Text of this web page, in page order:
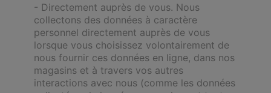
- Directement auprès de vous. Nous
collectons des données à caractère
personnel directement auprès de vous
lorsque vous choisissez volontairement de
nous fournir ces données en ligne, dans nos
magasins et à travers vos autres
interactions avec nous (comme les données